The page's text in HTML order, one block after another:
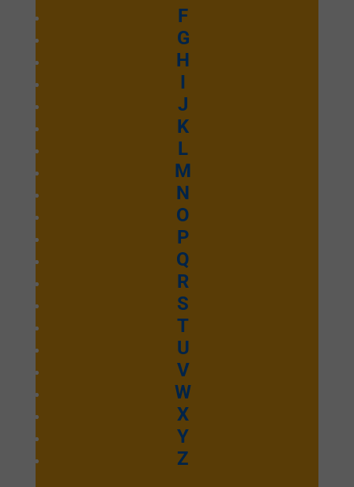
F
G
H
I
J
K
L
M
N
O
P
Q
R
S
T
U
V
W
X
Y
Z